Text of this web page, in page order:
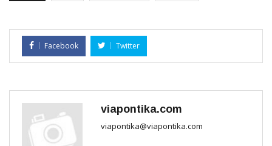
Facebook Twitter
viapontika.com
viapontika@viapontika.com